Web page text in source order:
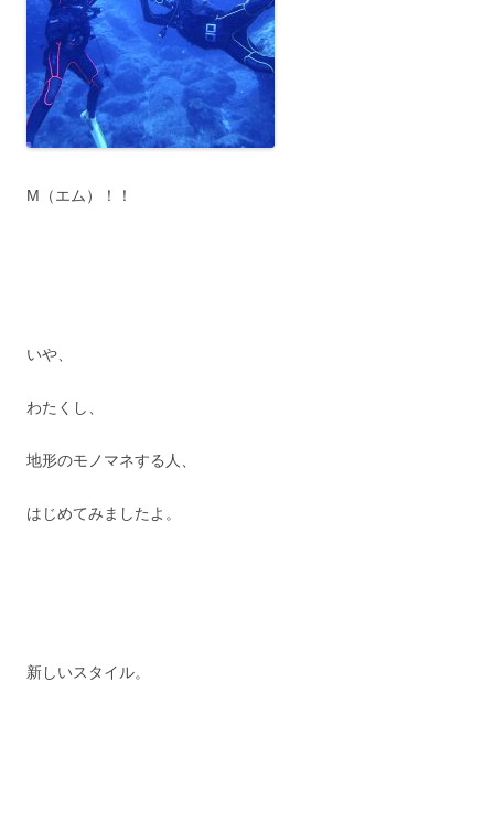
M（エム）！！
いや、
わたくし、
地形のモノマネする人、
はじめてみましたよ。
新しいスタイル。